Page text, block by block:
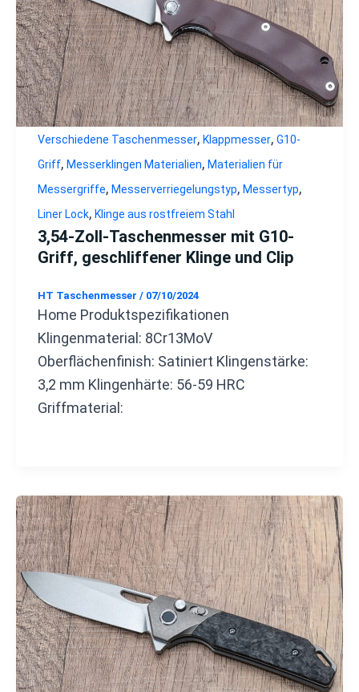
Verschiedene Taschenmesser, Klappmesser, G10-
Griff, Messerklingen Materialien, Materialien für
Messergriffe, Messerverriegelungstyp, Messertyp,
Liner Lock, Klinge aus rostfreiem Stahl
3,54-Zoll-Taschenmesser mit G10-
Griff, geschliffener Klinge und Clip
HT Taschenmesser / 07/10/2024
Home Produktspezifikationen
Klingenmaterial: 8Cr13MoV
Oberflächenfinish: Satiniert Klingenstärke:
3,2 mm Klingenhärte: 56-59 HRC
Griffmaterial: